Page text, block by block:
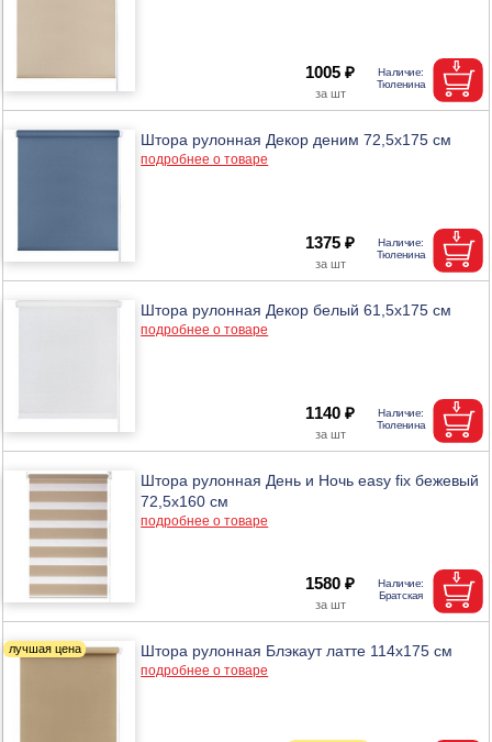
1005 ₽
Штора рулонная Декор деним 72,5х175 см
подробнее о товаре
1375 ₽
Штора рулонная Декор белый 61,5х175 см
подробнее о товаре
1140 ₽
Штора рулонная День и Ночь easy fix бежевый
72,5х160 см
подробнее о товаре
1580 ₽
Штора рулонная Блэкаут латте 114х175 см
подробнее о товаре